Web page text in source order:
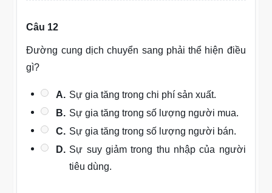
Câu 12
Đường cung dịch chuyển sang phải thể hiện điều
gì?
A. Sự gia tăng trong chi phí sản xuất.
B. Sự gia tăng trong số lượng người mua.
C. Sự gia tăng trong số lượng người bán.
D. Sự suy giảm trong thu nhập của người
tiêu dùng.